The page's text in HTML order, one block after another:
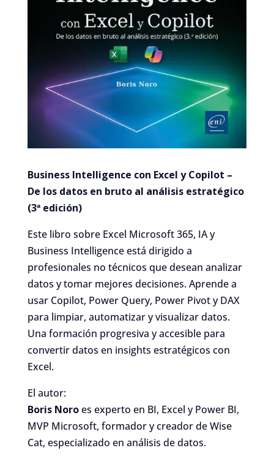
Business Intelligence con Excel y Copilot –
De los datos en bruto al análisis estratégico
(3ª edición)
Este libro sobre Excel Microsoft 365, IA y
Business Intelligence está dirigido a
profesionales no técnicos que desean analizar
datos y tomar mejores decisiones. Aprende a
usar Copilot, Power Query, Power Pivot y DAX
para limpiar, automatizar y visualizar datos.
Una formación progresiva y accesible para
convertir datos en insights estratégicos con
Excel.
El autor:
Boris Noroes experto en BI, Excel y Power BI,
MVP Microsoft, formador y creador de Wise
Cat, especializado en análisis de datos.